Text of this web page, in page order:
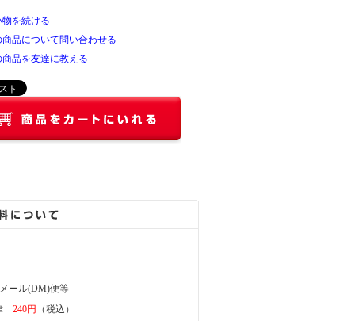
物を続ける
商品について問い合わせる
商品を友達に教える
ール(DM)便等
240円
（税込）